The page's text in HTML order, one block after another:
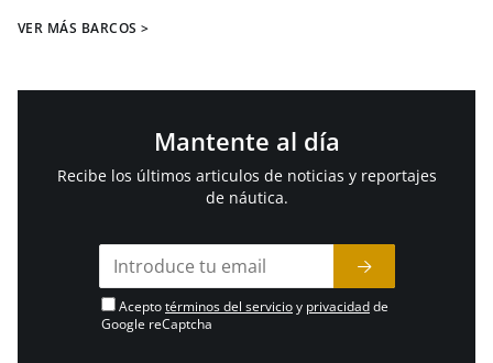
VER MÁS BARCOS >
Mantente al día
Recibe los últimos articulos de noticias y reportajes
de náutica.
Aceptotérminos del servicioy privacidadde
Google reCaptcha